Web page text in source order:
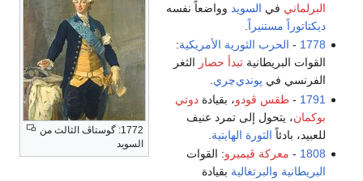
1772: گوستاڤ الثالث من
السويد
البرلماني في السويد وواضعاً نفسه
ديكتاتوراً مستنيراً
1778
- الحرب الثورية الأمريكية:
القوات البريطانيةتبدأ حصار الثغر
الفرنسي في پوندي‌چري.
1791
-طقس ڤودو، بقيادةدوتي
بوكمان، يتحول إلى تمرد عنيف
للعبيد، بادئاً الثورة الهايتية
1808
- معركة ڤيميرو: القوات
البريطانية والبرتغالية بقيادة